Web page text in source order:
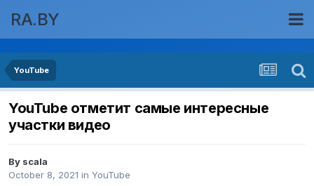
RA.BY
YouTube
YouTube отметит самые интересные
участки видео
By scala
October 8, 2021 in YouTube